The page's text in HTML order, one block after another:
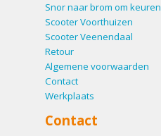
Snor naar brom om keuren
Scooter Voorthuizen
Scooter Veenendaal
Retour
Algemene voorwaarden
Contact
Werkplaats
Contact